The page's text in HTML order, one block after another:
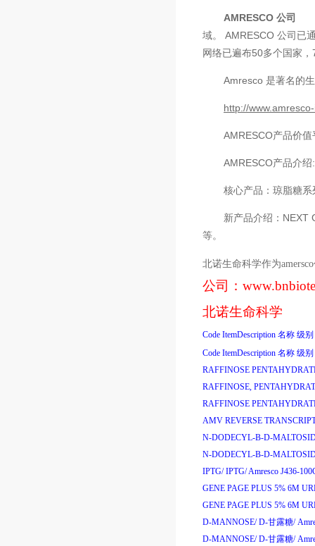
AMRESCO 公司
域。 AMRESCO 公司已
网络已遍布50多个国家，
Amresco 是著名的
http://
AMRESCO产品价
AMRESCO产品介绍
核心产品：琼脂糖
新产品介绍： NEXT
等。
北诺生命科学作为amersco
公司：
北诺生命科学
Code ItemDescription 名称 级别
Code ItemDescription 名称 级别
RAFFINOSE
RAFFINOSE,
RAFFINOSE
AMV REVERSE
N-DODECYL-B-D-
N-DODECYL-B-D-
IPTG/ IPTG/Amresco J436-
GENE PAGE PLUS 5% 6M
GENE PAGE PLUS 5% 6M
D-MANNOSE/ D-甘露糖/
D-MANNOSE/ D-甘露糖/